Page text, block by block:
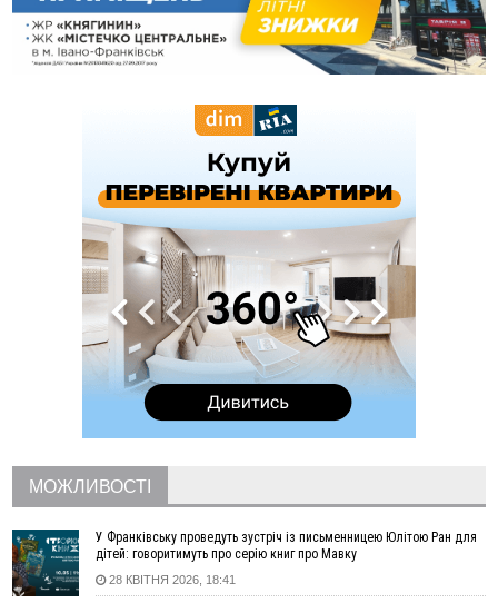
10:09
Яремчанський суд виніс вирок чоловіку, який у Буковелі
вкрав із супермаркету пляшку віскі за 8,5 тисяч
В урочищі біля Галича археологи відкопали давньоруську
У Франківську медики провели серію складних операцій
07 Серпня
ФОТО У Богородчанах на "зебрі" водій Audi наїхав на
хлопчика з велосипедом
Загальна площа всіх книгарень України - трохи більше ніж 6
футбольних полів
На "зебрі" у Франківську два мотоциклісти збили жінку
Прикарпаття серед лідерів за будівництвом новобудов і
рекордсмен за зростанням цін на житло
Де безпечно купатися на Прикарпатті?
У Франківську дружина загиблого воїна створила
сім'ї
15:57
У Коломиї на одній з вулиць встановлять комплекс
15:29
Війна забрала життя трьох воїнів з Прикарпаття
15:00
На Закарпатті викрили масштабну схему незаконного
виключення військовозобов’язаних з обліку
МОЖЛИВОСТІ
У Франківську проведуть зустріч із письменницею Юлітою Ран для
дітей: говоритимуть про серію книг про Мавку
28 КВІТНЯ 2026, 18:41